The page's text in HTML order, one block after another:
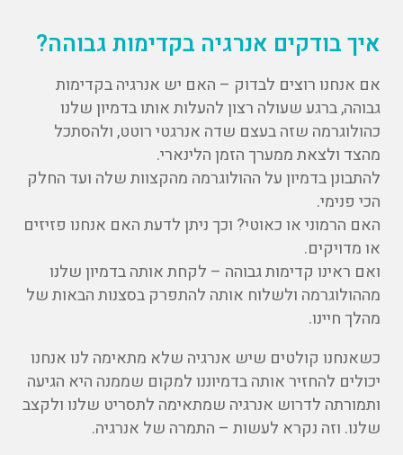
איך בודקים אנרגיה בקדימות גבוהה?
אם אנחנו רוצים לבדוק – האם יש אנרגיה בקדימות
גבוהה, ברגע שעולה רצון להעלות אותו בדמיון שלנו
כהולוגרמה שזה בעצם שדה אנרגטי רוטט, ולהסתכל
מהצד ולצאת ממערך הזמן הלינארי.
להתבונן בדמיון על ההולוגרמה מהקצוות שלה ועד החלק
הכי פנימי.
האם הרמוני או כאוטי? וכך ניתן לדעת האם אנחנו פזיזים
או מדויקים.
ואם ראינו קדימות גבוהה – לקחת אותה בדמיון שלנו
מההולוגרמה ולשלוח אותה להתפרק בסצנות הבאות של
מהלך חיינו.
כשאנחנו קולטים שיש אנרגיה שלא מתאימה לנו אנחנו
יכולים להחזיר אותה בדמיוננו למקום שממנה היא הגיעה
ותמורתה לדרוש אנרגיה שמתאימה לתסריט שלנו ולקצב
שלנו. וזה נקרא לעשות – התמרה של אנרגיה.